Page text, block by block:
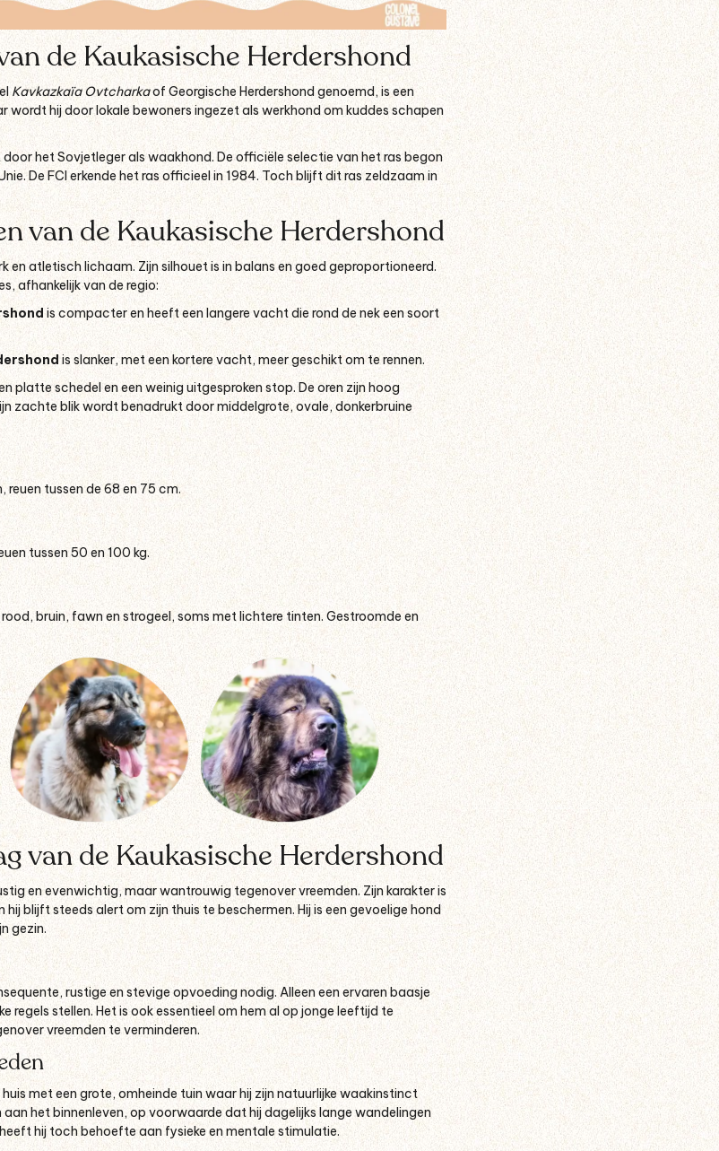
de Kaukasische Herdershond
Kavkazkaïa Ovtcharkaof Georgische Herdershond genoemd, is een
wordt hij door lokale bewoners ingezet als werkhond om kuddes schapen
door het Sovjetleger als waakhond. De officiële selectie van het ras begon
De FCI erkende het ras officieel in 1984. Toch blijft dit ras zeldzaam in
van de Kaukasische Herdershond
en atletisch lichaam. Zijn silhouet is in balans en goed geproportioneerd.
afhankelijk van de regio:
is compacter en heeft een langere vacht die rond de nek een soort
is slanker, met een kortere vacht, meer geschikt om te rennen.
platte schedel en een weinig uitgesproken stop. De oren zijn hoog
zachte blik wordt benadrukt door middelgrote, ovale, donkerbruine
reuen tussen de 68 en 75 cm.
tussen 50 en 100 kg.
bruin, fawn en strogeel, soms met lichtere tinten. Gestroomde en
van de Kaukasische Herdershond
en evenwichtig, maar wantrouwig tegenover vreemden. Zijn karakter is
blijft steeds alert om zijn thuis te beschermen. Hij is een gevoelige hond
gezin.
rustige en stevige opvoeding nodig. Alleen een ervaren baasje
regels stellen. Het is ook essentieel om hem al op jonge leeftijd te
vreemden te verminderen.
met een grote, omheinde tuin waar hij zijn natuurlijke waakinstinct
aan het binnenleven, op voorwaarde dat hij dagelijks lange wandelingen
hij toch behoefte aan fysieke en mentale stimulatie.